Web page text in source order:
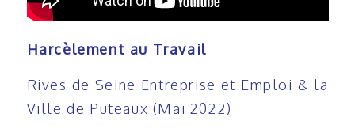
Harcèlement au Travail
Rives de Seine Entreprise et Emploi & la
Ville de Puteaux (Mai 2022)